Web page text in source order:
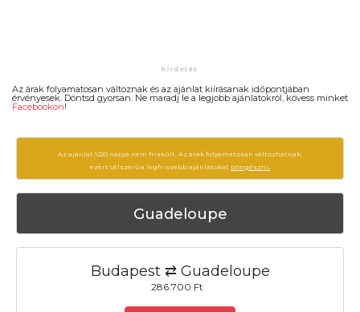
Az árak folyamatosan változnak és az ajánlat kiírásanak időpontjában
érvényesek. Döntsd gyorsan. Ne maradj le a legjobb ajánlatokról, kövess minket
Facebookon!
Az ajánlat 1220 napja nem frissült. Az árak folyamatosan változhatnak,
ezért célszerű a legfrissebb ajánlatokat böngészni.
Guadeloupe
Budapest ⇄ Guadeloupe
286.700 Ft